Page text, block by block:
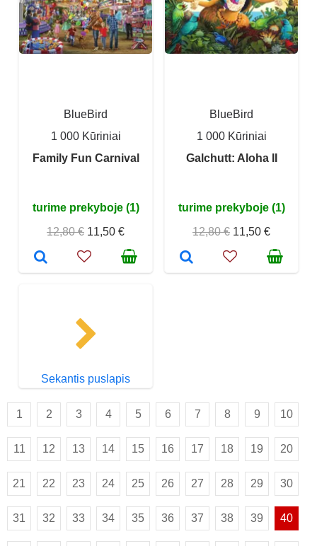
BlueBird
1 000 Kūriniai
Family Fun Carnival
turime prekyboje (1)
12,80 € 11,50 €
BlueBird
1 000 Kūriniai
Galchutt: Aloha II
turime prekyboje (1)
12,80 € 11,50 €
Sekantis puslapis
1 2 3 4 5 6 7 8 9 10
11 12 13 14 15 16 17 18 19 20
21 22 23 24 25 26 27 28 29 30
31 32 33 34 35 36 37 38 39 40